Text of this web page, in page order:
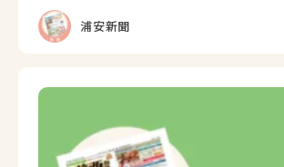
浦安新聞